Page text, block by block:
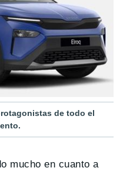
de todo el
mucho en cuanto a